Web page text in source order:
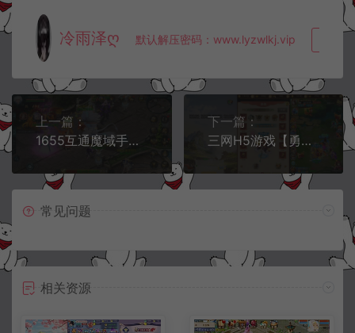
冷雨泽ღ 默认解压密码：www.lyzwlkj.vip
上一篇：
1655互通魔域手游【风雪天下第二季】12月最新整理Win半手工服务端+本地注册验证+GM工具+PC安卓+详细搭建教程+视频教程
下一篇：
三网H5游戏【勇闯女儿国H5】1月最新整理Linux手工服务端+多区跨服+GM分级授权后台+详细搭建教程+视频教程
常见问题
相关资源